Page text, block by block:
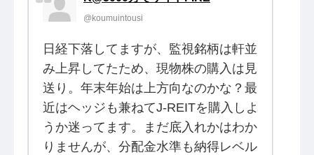
@koumuintousi
日経下落してますが、監視銘柄は軒並
み上昇してたため、現物株の購入は見
送り。年末年始は上方向なのかな？最
近はヘッジも兼ねてJ-REITを購入しよ
うか迷ってます。まだ底入れかはわか
りませんが、分配金水準も納得レベル